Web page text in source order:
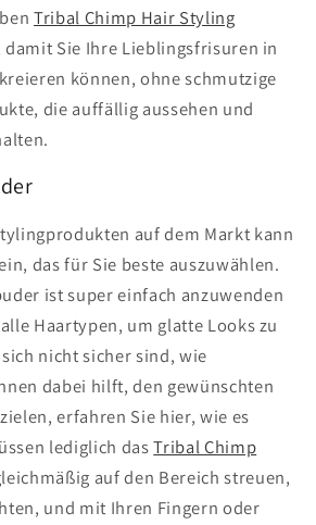
Tribal Chimp Hair Styling
Sie Ihre Lieblingsfrisuren in
können, ohne schmutzige
die auffällig aussehen und
auf dem Markt kann
das für Sie beste auszuwählen.
ist super einfach anzuwenden
Haartypen, um glatte Looks zu
nicht sicher sind, wie
dabei hilft, den gewünschten
erfahren Sie hier, wie es
lediglich dasTribal Chimp
auf den Bereich streuen,
und mit Ihren Fingern oder